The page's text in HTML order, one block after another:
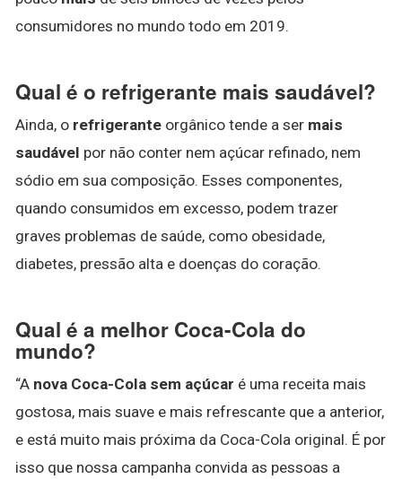
consumidores no mundo todo em 2019.
Qual é o refrigerante mais saudável?
Ainda, o refrigerante orgânico tende a ser mais
saudável por não conter nem açúcar refinado, nem
sódio em sua composição. Esses componentes,
quando consumidos em excesso, podem trazer
graves problemas de saúde, como obesidade,
diabetes, pressão alta e doenças do coração.
Qual é a melhor Coca-Cola do
mundo?
“A nova Coca-Cola sem açúcar é uma receita mais
gostosa, mais suave e mais refrescante que a anterior,
e está muito mais próxima da Coca-Cola original. É por
isso que nossa campanha convida as pessoas a